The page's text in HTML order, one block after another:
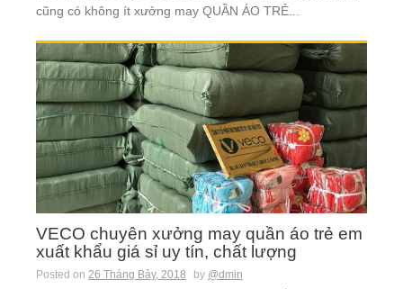
cũng có không ít xưởng may QUẦN ÁO TRẺ...
VECO chuyên xưởng may quần áo trẻ em
xuất khẩu giá sỉ uy tín, chất lượng
Posted on 26 Tháng Bảy, 2018 by @dmin